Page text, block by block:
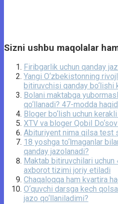
Sizni ushbu maqolalar
Firibgarlik uchun qanday
Yangi O‘zbekistonning
bitiruvchisi qanday bo‘lishi
Bolani maktabga
qo‘llanadi? 47-modda
Bloger bo‘lish uchun
XTV va bloger Qobil
Abituriyent nima qilsa test
18 yoshga to‘lmaganlar
qanday jazolanadi?
Maktab bitiruvchilari uchun
axborot tizimi joriy etiladi
Chaqaloqqa ham kvartira
O‘quvchi darsga kech
jazo qo‘llaniladimi?